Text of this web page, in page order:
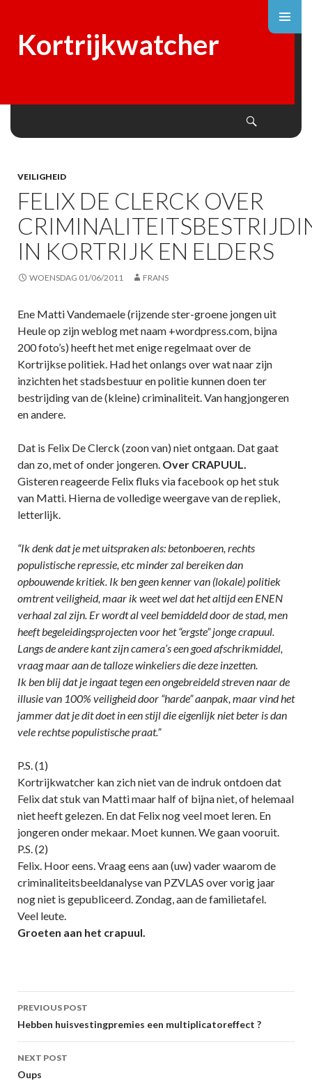
Kortrijkwatcher
VEILIGHEID
FELIX DE CLERCK OVER
IN KORTRIJK EN ELDERS
WOENSDAG 01/06/2011 FRANS
Ene Matti Vandemaele (rijzende ster-groene jongen uit
Heule op zijn weblog met naam +wordpress.com, bijna
200 foto’s) heeft het met enige regelmaat over de
Kortrijkse politiek. Had het onlangs over wat naar zijn
inzichten het stadsbestuur en politie kunnen doen ter
bestrijding van de (kleine) criminaliteit. Van hangjongeren
en andere.
Dat is Felix De Clerck (zoon van) niet ontgaan. Dat gaat
dan zo, met of onder jongeren. Over CRAPUUL.
Gisteren reageerde Felix fluks via facebook op het stuk
van Matti. Hierna de volledige weergave van de repliek,
letterlijk.
“Ik denk dat je met uitspraken als: betonboeren, rechts
populistische repressie, etc minder zal bereiken dan
opbouwende kritiek. Ik ben geen kenner van (lokale) politiek
omtrent veiligheid, maar ik weet wel dat het altijd een ENEN
verhaal zal zijn. Er wordt al veel bemiddeld door de stad, men
heeft begeleidingsprojecten voor het “ergste” jonge crapuul.
Langs de andere kant zijn camera’s een goed afschrikmiddel,
vraag maar aan de talloze winkeliers die deze inzetten.
Ik ben blij dat je ingaat tegen een ongebreideld streven naar de
illusie van 100% veiligheid door “harde” aanpak, maar vind het
jammer dat je dit doet in een stijl die eigenlijk niet beter is dan
vele rechtse populistische praat.”
P.S. (1)
Kortrijkwatcher kan zich niet van de indruk ontdoen dat
Felix dat stuk van Matti maar half of bijna niet, of helemaal
niet heeft gelezen. En dat Felix nog veel moet leren. En
jongeren onder mekaar. Moet kunnen. We gaan vooruit.
P.S. (2)
Felix. Hoor eens. Vraag eens aan (uw) vader waarom de
criminaliteitsbeeldanalyse van PZVLAS over vorig jaar
nog niet is gepubliceerd. Zondag, aan de familietafel.
Veel leute.
Groeten aan het crapuul.
Post
navigation
PREVIOUS POST
Hebben huisvestingpremies een multiplicatoreffect ?
NEXT POST
Oups